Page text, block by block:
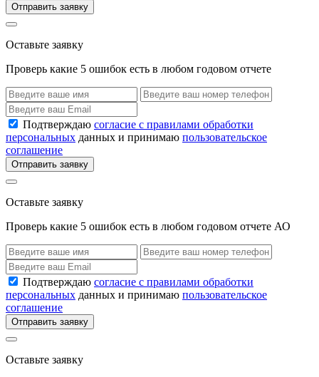
Отправить заявку
Оставьте заявку
Проверь какие 5 ошибок есть в любом годовом отчете
Подтверждаю согласие с правилами обработки
персональных данных и принимаю пользовательское
соглашение
Отправить заявку
Оставьте заявку
Проверь какие 5 ошибок есть в любом годовом отчете АО
Подтверждаю согласие с правилами обработки
персональных данных и принимаю пользовательское
соглашение
Отправить заявку
Оставьте заявку